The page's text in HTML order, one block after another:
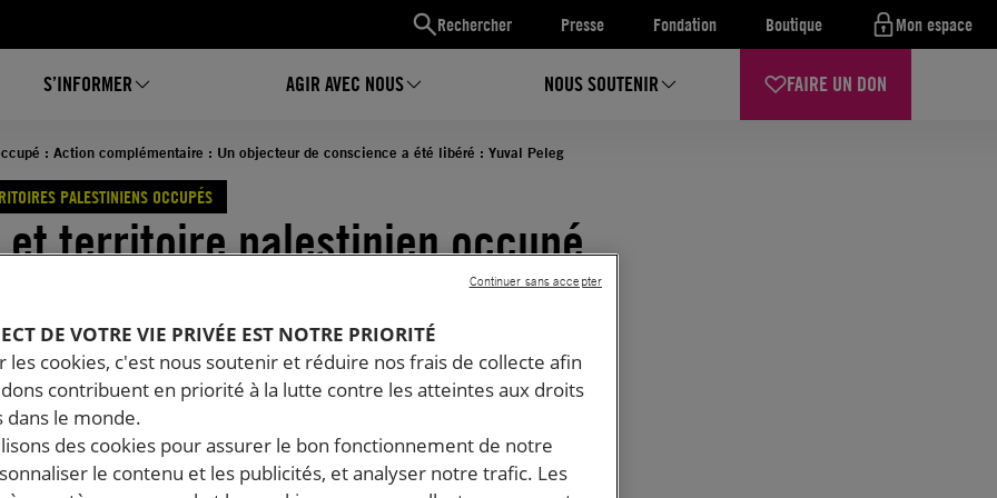
Rechercher Presse Fondation Boutique Mon espace
S’INFORMER AGIR AVEC NOUS NOUS SOUTENIR FAIRE UN DON
: Action complémentaire : Un objecteur de conscience a été libéré : Yuval Peleg
PALESTINIENS OCCUPÉS
territoire palestinien occupé
de conscience a été libéré :
Temps de lecture estimé : 1 minute
PALESTINIENS OCCUPÉS
DE VOTRE VIE PRIVÉE EST NOTRE PRIORITÉ
les cookies, c'est nous soutenir et réduire nos frais de collecte afin
contribuent en priorité à la lutte contre les atteintes aux droits
dans le monde.
des cookies pour assurer le bon fonctionnement de notre
le contenu et les publicités, et analyser notre trafic. Les
Continuer sans accepter